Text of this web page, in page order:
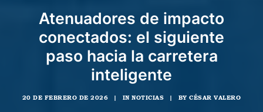
Atenuadores de impacto
conectados: el siguiente
paso hacia la carretera
inteligente
20 DE FEBRERO DE 2026 | INNOTICIAS | BYCÉSAR VALERO